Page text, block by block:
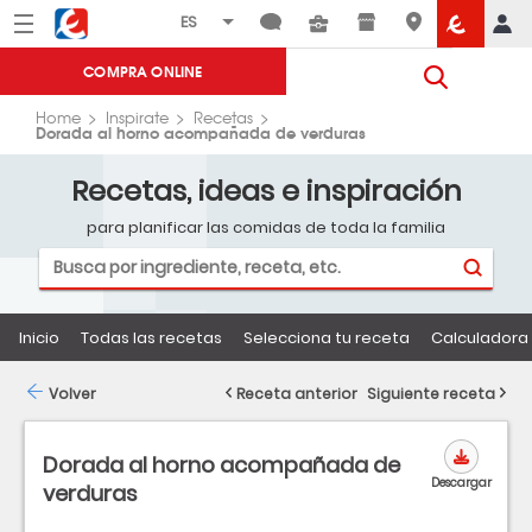
Menú Eroski
COMPRA ONLINE
Home Inspirate Recetas
Dorada al horno acompañada de verduras
Recetas, ideas e inspiración
para planificar las comidas de toda la familia
Inicio Todas las recetas Selecciona tu receta
Dorada al horno acompañada de
verduras
Descargar
Volver Receta anterior Siguiente receta